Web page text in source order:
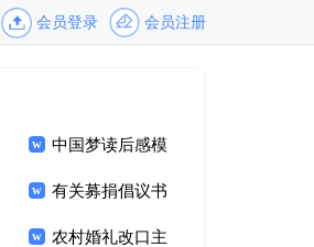
会员登录 会员注册
中国梦读后感模
板 有关募捐倡议书
模板汇编九篇
农村婚礼改口主